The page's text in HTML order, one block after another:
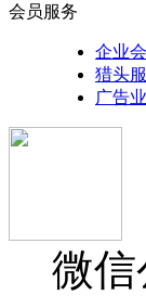
会员服务
企业
猎头
广告
微